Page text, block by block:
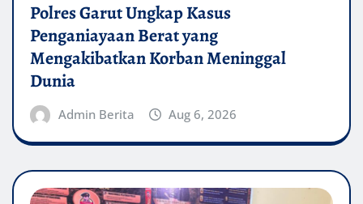
Polres Garut Ungkap Kasus
Penganiayaan Berat yang
Mengakibatkan Korban Meninggal
Dunia
Admin Berita Aug 6, 2026